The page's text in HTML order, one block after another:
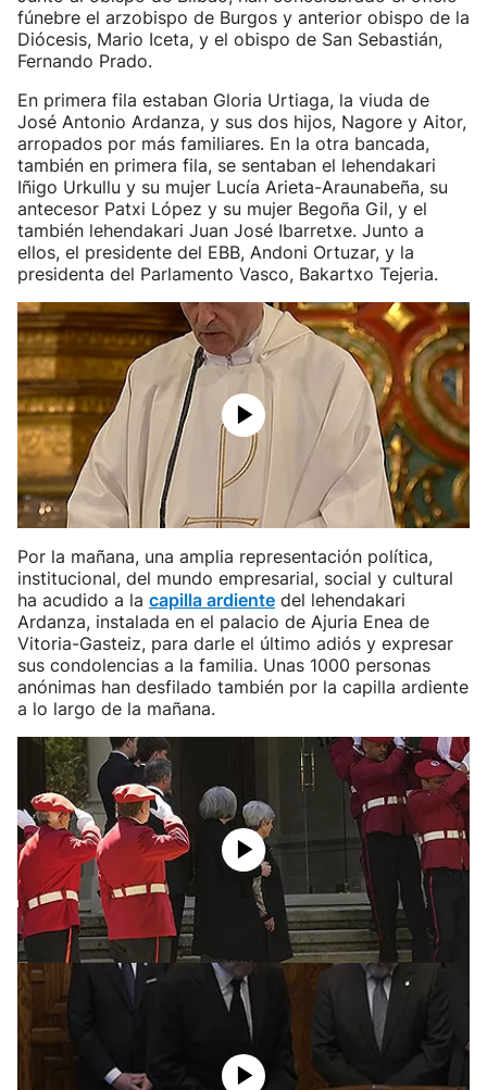
fúnebre el arzobispo de Burgos y anterior obispo de la
Diócesis, Mario Iceta, y el obispo de San Sebastián,
Fernando Prado.
En primera fila estaban Gloria Urtiaga, la viuda de
José Antonio Ardanza, y sus dos hijos, Nagore y Aitor,
arropados por más familiares. En la otra bancada,
también en primera fila, se sentaban el lehendakari
Iñigo Urkullu y su mujer Lucía Arieta-Araunabeña, su
antecesor Patxi López y su mujer Begoña Gil, y el
también lehendakari Juan José Ibarretxe. Junto a
ellos, el presidente del EBB, Andoni Ortuzar, y la
presidenta del Parlamento Vasco, Bakartxo Tejeria.
Por la mañana, una amplia representación política,
institucional, del mundo empresarial, social y cultural
ha acudido a la capilla ardiente del lehendakari
Ardanza, instalada en el palacio de Ajuria Enea de
Vitoria-Gasteiz, para darle el último adiós y expresar
sus condolencias a la familia. Unas 1000 personas
anónimas han desfilado también por la capilla ardiente
a lo largo de la mañana.